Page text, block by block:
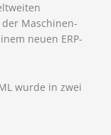
Maschinen-
neuen ERP-
wurde in zwei